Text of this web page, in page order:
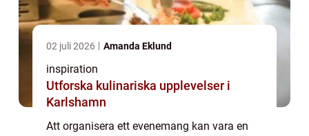
02 juli 2026 Amanda Eklund
inspiration
Utforska kulinariska upplevelser i
Karlshamn
Att organisera ett evenemang kan vara en